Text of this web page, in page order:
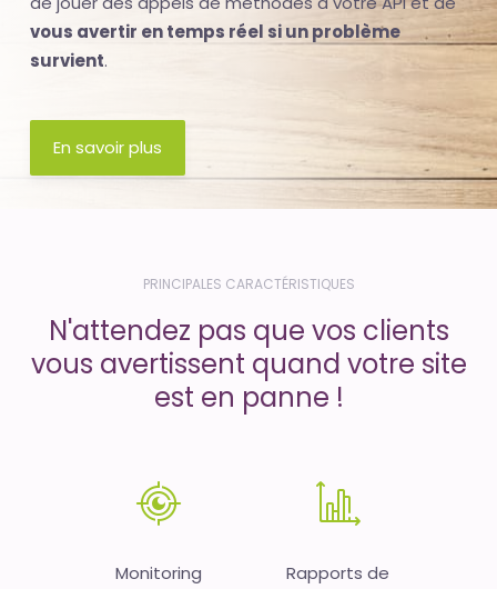
vous avertir en temps réel si un problème
survient.
En savoir plus
PRINCIPALES CARACTÉRISTIQUES
N'attendez pas que vos clients
vous avertissent quand votre site
est en panne !
Monitoring
Rapports de